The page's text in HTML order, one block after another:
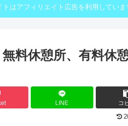
トはアフィリエイト広告を利用していま
料休憩所、有料休
LINE コ